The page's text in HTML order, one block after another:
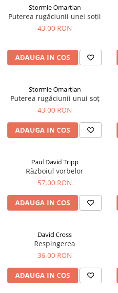
Stormie Omartian
Puterea rugăciunii unei soții
43,00 RON
ADAUGA IN COS
Stormie Omartian
Puterea rugăciunii unui soț
43,00 RON
ADAUGA IN COS
Paul David Tripp
Războiul vorbelor
57,00 RON
ADAUGA IN COS
David Cross
Respingerea
36,00 RON
ADAUGA IN COS